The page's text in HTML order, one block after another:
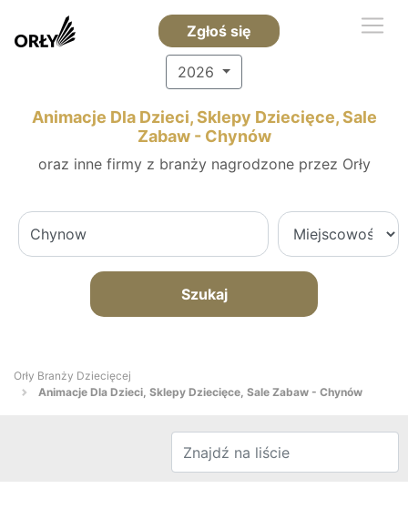
Zgłoś się
2026
Animacje Dla Dzieci, Sklepy Dziecięce, Sale
Zabaw - Chynów
oraz inne firmy z branży nagrodzone przez Orły
Szukaj
Orły Branży Dziecięcej
Animacje Dla Dzieci, Sklepy Dziecięce, Sale Zabaw - Chynów